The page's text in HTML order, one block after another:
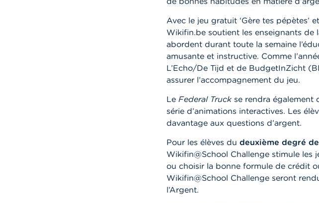
Avec le jeu gratuit ‘Gère tes pépètes’
Wikifin.be soutient les enseignants de
abordent durant toute la semaine
amusante et instructive. Comme
L’Echo/De Tijd et de BudgetInZicht
assurer l’accompagnement du jeu.
Le Federal Truck se rendra également
série d’animations interactives. Les
davantage aux questions d’argent.
Pour les élèves du deuxième degré
Wikifin@School Challenge stimule les
ou choisir la bonne formule de crédit
Wikifin@School Challenge seront
l’Argent.